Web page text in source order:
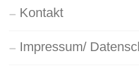
Kontakt
Impressum/